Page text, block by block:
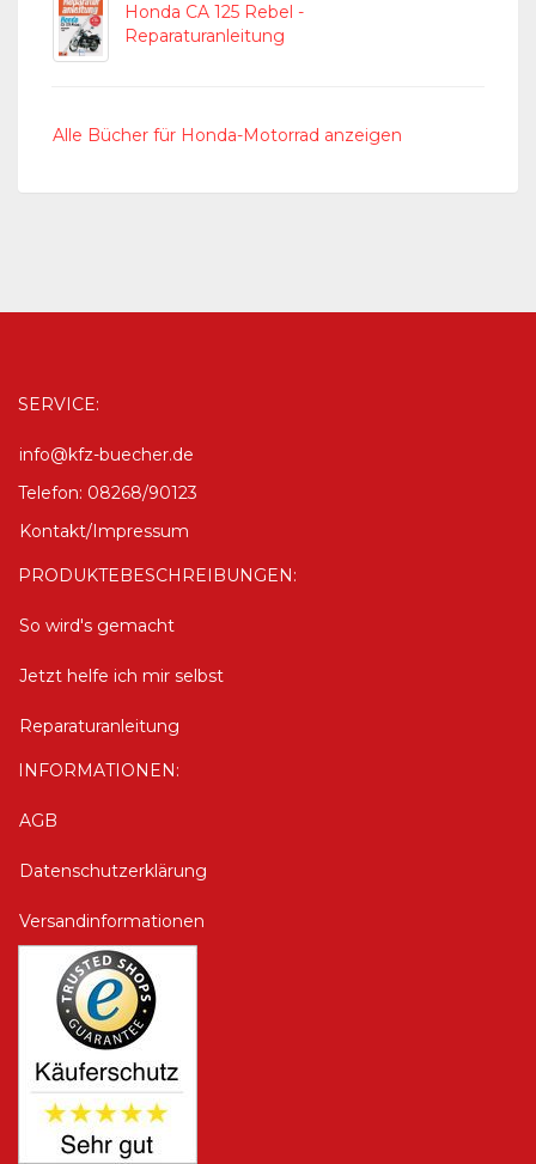
Honda CA 125 Rebel -
Reparaturanleitung
Alle Bücher für Honda-Motorrad anzeigen
SERVICE:
info@kfz-buecher.de
Telefon: 08268/90123
Kontakt/Impressum
PRODUKTEBESCHREIBUNGEN:
So wird's gemacht
Jetzt helfe ich mir selbst
Reparaturanleitung
INFORMATIONEN:
AGB
Datenschutzerklärung
Versandinformationen